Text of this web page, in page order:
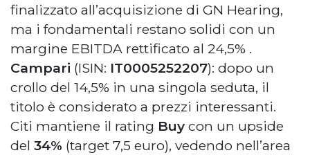
finalizzato all’acquisizione di GN Hearing,
ma i fondamentali restano solidi con un
margine EBITDA rettificato al 24,5% .
Campari (ISIN: IT0005252207): dopo un
crollo del 14,5% in una singola seduta, il
titolo è considerato a prezzi interessanti.
Citi mantiene il rating Buy con un upside
del 34% (target 7,5 euro), vedendo nell’area